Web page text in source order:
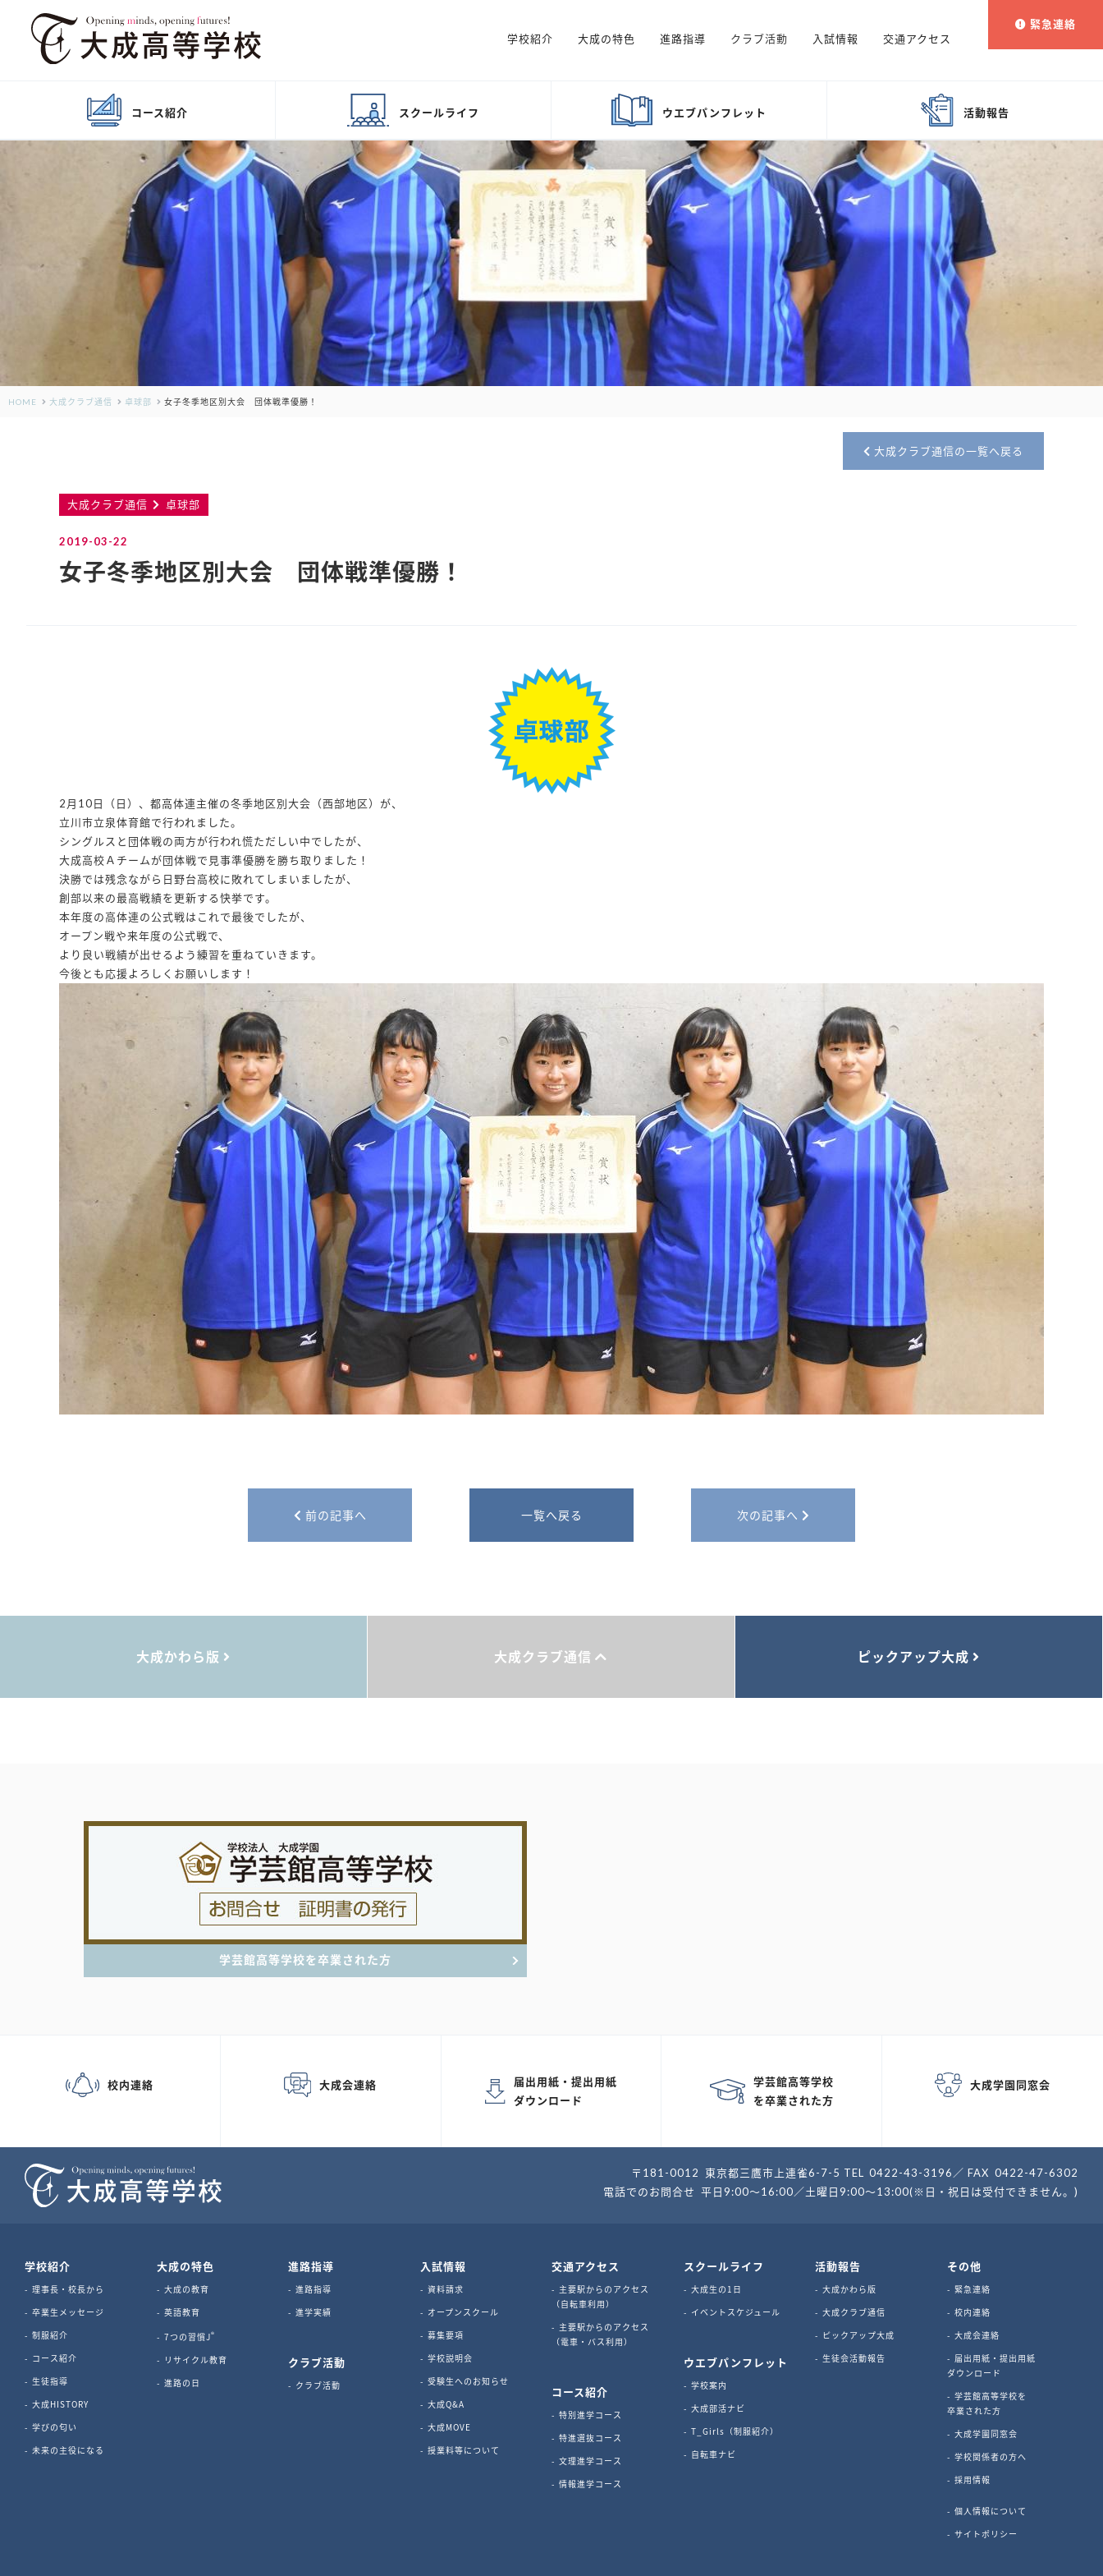
学校紹介 大成の特色 進路指導 クラブ活動 入試情報 交通アクセス
緊急連絡
コース紹介 スクールライフ ウエブパンフレット 活動報告
HOME 大成クラブ通信 卓球部 女子冬季地区別大会 団体戦準優勝！
大成クラブ通信の一覧へ戻る
大成クラブ通信 卓球部
2019-03-22
女子冬季地区別大会 団体戦準優勝！
2月10日（日）、都高体連主催の冬季地区別大会（西部地区）が、
立川市立泉体育館で行われました。
シングルスと団体戦の両方が行われ慌ただしい中でしたが、
大成高校Ａチームが団体戦で見事準優勝を勝ち取りました！
決勝では残念ながら日野台高校に敗れてしまいましたが、
創部以来の最高戦績を更新する快挙です。
本年度の高体連の公式戦はこれで最後でしたが、
オープン戦や来年度の公式戦で、
より良い戦績が出せるよう練習を重ねていきます。
今後とも応援よろしくお願いします！
前の記事へ 一覧へ戻る 次の記事へ
大成かわら版 大成クラブ通信 ピックアップ大成
学芸館高等学校を卒業された方
校内連絡 大成会連絡
届出用紙・提出用紙
ダウンロード
学芸館高等学校
を卒業された方
大成学園同窓会
〒181-0012 東京都三鷹市上連雀6-7-5 TEL 0422-43-3196 FAX 0422-47-6302
電話でのお問合せ 平日9:00～16:00／土曜日9:00～13:00(※日・祝日は受付できません。)
学校紹介
理事長・校長から
卒業生メッセージ
制服紹介
コース紹介
生徒指導
大成HISTORY
学びの匂い
未来の主役になる
大成の特色
大成の教育
英語教育
7つの習慣J®
リサイクル教育
進路の日
進路指導
進路指導
進学実績
クラブ活動
クラブ活動
入試情報
資料請求
オープンスクール
募集要項
学校説明会
受験生へのお知らせ
大成Q&A
大成MOVE
授業料等について
交通アクセス
主要駅からのアクセス
（自転車利用）
主要駅からのアクセス
（電車・バス利用）
コース紹介
特別進学コース
特進選抜コース
文理進学コース
情報進学コース
スクールライフ
大成生の1日
イベントスケジュール
ウエブパンフレット
学校案内
大成部活ナビ
T_Girls（制服紹介）
自転車ナビ
活動報告
大成かわら版
大成クラブ通信
ピックアップ大成
生徒会活動報告
その他
緊急連絡
校内連絡
大成会連絡
届出用紙・提出用紙
ダウンロード
学芸館高等学校を
卒業された方
大成学園同窓会
学校関係者の方へ
採用情報
個人情報について
サイトポリシー